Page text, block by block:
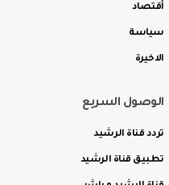
أقتصاد
سياسة
الاخيرة
الوصول السريع
تردد قناة الرشيد
تطبيق قناة الرشيد